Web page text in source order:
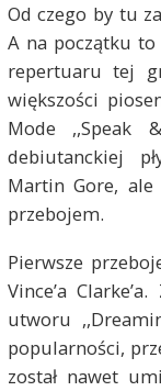
Od czego by tu
A na początku to
repertuaru tej
większości
Mode ,,Speak
debiutanckiej
Martin Gore, ale
przebojem.
Pierwsze
Vince’a
utworu
popularności,
został nawet